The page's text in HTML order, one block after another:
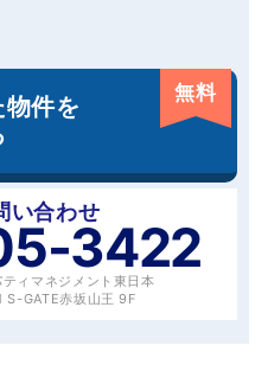
件を
無料
い合わせ
3422
ィマネジメント東日本
S-GATE赤坂山王 9F